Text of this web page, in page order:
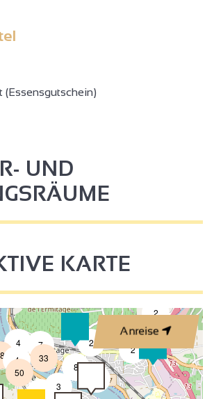
(Essensgutschein)
UND
KARTE
Anreise
2
2
2
8
4
4
7
2
3
50
33